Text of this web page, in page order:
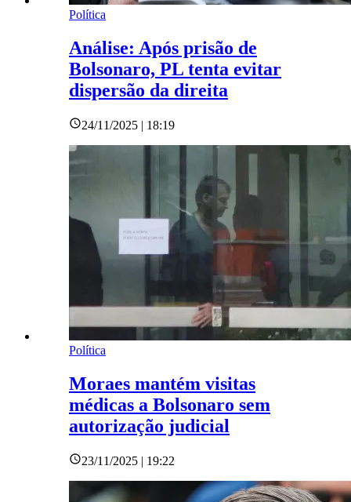
Política
Análise: Após prisão de
Bolsonaro, PL tenta evitar
dispersão da direita
24/11/2025 | 18:19
Política
Moraes mantém visitas
médicas a Bolsonaro sem
autorização judicial
23/11/2025 | 19:22